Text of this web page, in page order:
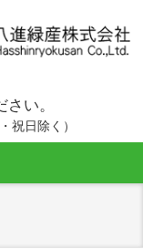
い。
祝日除く）